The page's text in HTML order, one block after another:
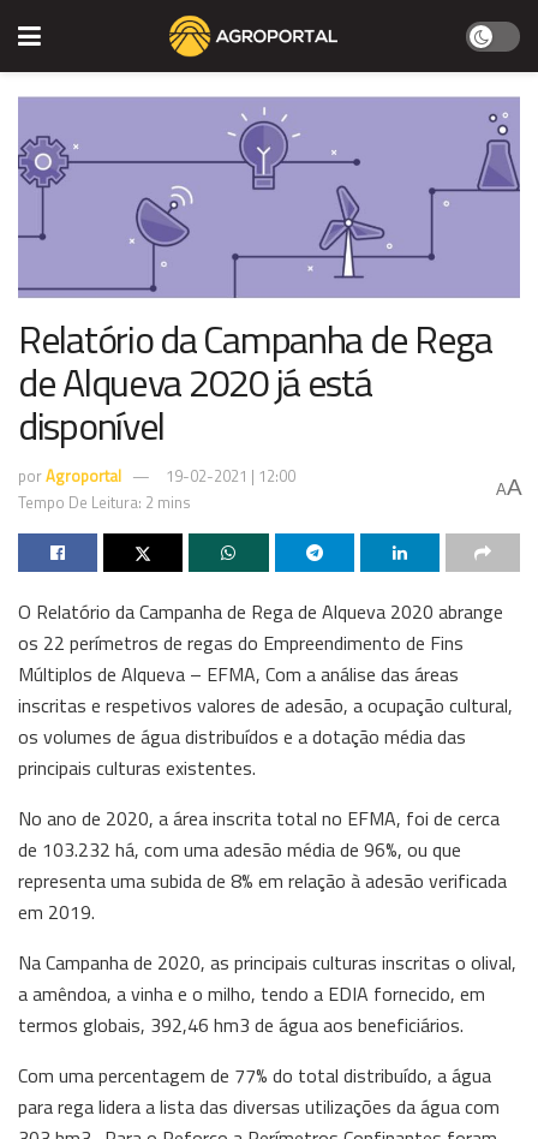
Relatório da Campanha de Rega
de Alqueva 2020 já está
disponível
porAgroportal
19-02-2021 | 12:00
Tempo De Leitura: 2 mins
AA
O Relatório da Campanha de Rega de Alqueva 2020 abrange
os 22 perímetros de regas do Empreendimento de Fins
Múltiplos de Alqueva – EFMA, Com a análise das áreas
inscritas e respetivos valores de adesão, a ocupação cultural,
os volumes de água distribuídos e a dotação média das
principais culturas existentes.
No ano de 2020, a área inscrita total no EFMA, foi de cerca
de 103.232 há, com uma adesão média de 96%, ou que
representa uma subida de 8% em relação à adesão verificada
em 2019.
Na Campanha de 2020, as principais culturas inscritas o olival,
a amêndoa, a vinha e o milho, tendo a EDIA fornecido, em
termos globais, 392,46 hm3 de água aos beneficiários.
Com uma percentagem de 77% do total distribuído, a água
para rega lidera a lista das diversas utilizações da água com